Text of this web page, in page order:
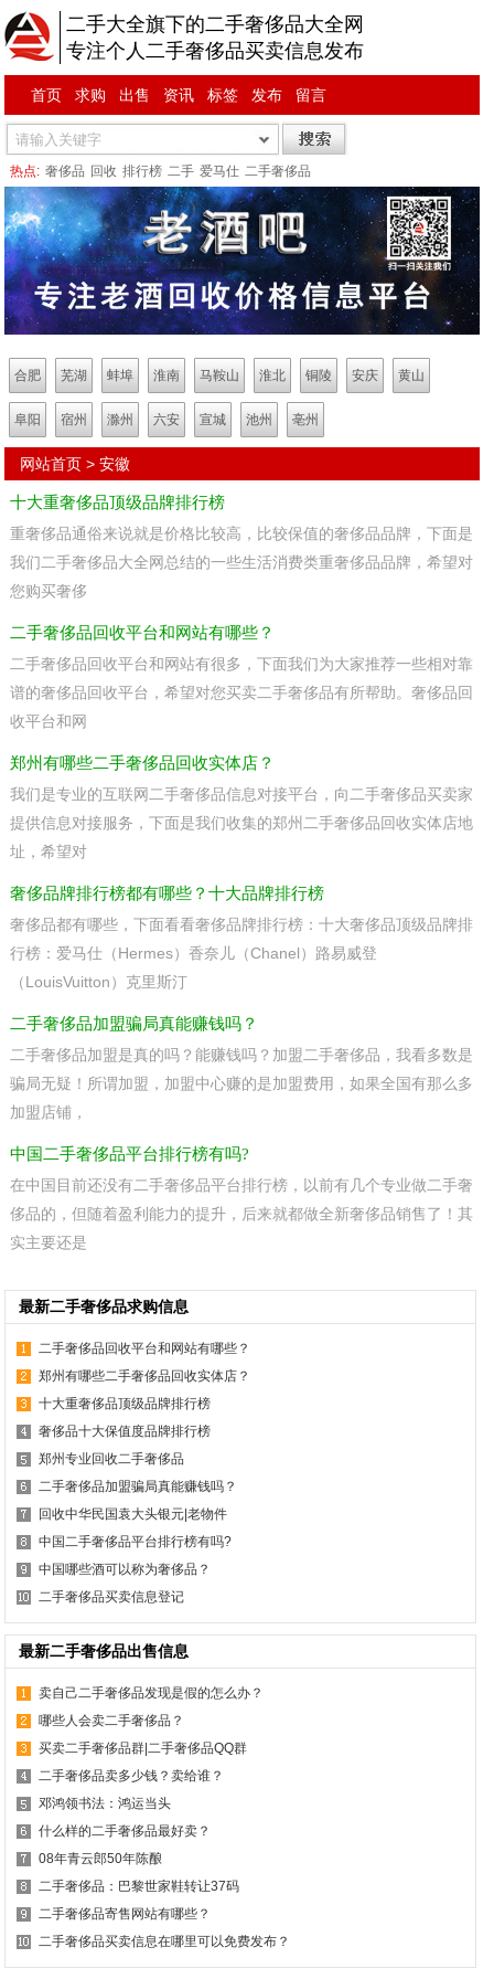
二手大全旗下的二手奢侈品大全网
专注个人二手奢侈品买卖信息发布
首页 求购 出售 资讯 标签 发布 留言
热点: 奢侈品 回收 排行榜 二手 爱马仕 二手奢侈品
合肥 芜湖 蚌埠 淮南 马鞍山 淮北 铜陵 安庆 黄山
阜阳 宿州 滁州 六安 宣城 池州 亳州
网站首页 >安徽
十大重奢侈品顶级品牌排行榜
重奢侈品通俗来说就是价格比较高，比较保值的奢侈品品牌，下面是
我们二手奢侈品大全网总结的一些生活消费类重奢侈品品牌，希望对
您购买奢侈
二手奢侈品回收平台和网站有哪些？
二手奢侈品回收平台和网站有很多，下面我们为大家推荐一些相对靠
谱的奢侈品回收平台，希望对您买卖二手奢侈品有所帮助。奢侈品回
收平台和网
郑州有哪些二手奢侈品回收实体店？
我们是专业的互联网二手奢侈品信息对接平台，向二手奢侈品买卖家
提供信息对接服务，下面是我们收集的郑州二手奢侈品回收实体店地
址，希望对
奢侈品牌排行榜都有哪些？十大品牌排行榜
奢侈品都有哪些，下面看看奢侈品牌排行榜：十大奢侈品顶级品牌排
行榜：爱马仕（Hermes）香奈儿（Chanel）路易威登
（LouisVuitton）克里斯汀
二手奢侈品加盟骗局真能赚钱吗？
二手奢侈品加盟是真的吗？能赚钱吗？加盟二手奢侈品，我看多数是
骗局无疑！所谓加盟，加盟中心赚的是加盟费用，如果全国有那么多
加盟店铺，
中国二手奢侈品平台排行榜有吗?
在中国目前还没有二手奢侈品平台排行榜，以前有几个专业做二手奢
侈品的，但随着盈利能力的提升，后来就都做全新奢侈品销售了！其
实主要还是
最新二手奢侈品求购信息
二手奢侈品回收平台和网站有哪些？
郑州有哪些二手奢侈品回收实体店？
十大重奢侈品顶级品牌排行榜
奢侈品十大保值度品牌排行榜
郑州专业回收二手奢侈品
二手奢侈品加盟骗局真能赚钱吗？
回收中华民国袁大头银元|老物件
中国二手奢侈品平台排行榜有吗?
中国哪些酒可以称为奢侈品？
二手奢侈品买卖信息登记
最新二手奢侈品出售信息
卖自己二手奢侈品发现是假的怎么办？
哪些人会卖二手奢侈品？
买卖二手奢侈品群|二手奢侈品QQ群
二手奢侈品卖多少钱？卖给谁？
邓鸿领书法：鸿运当头
什么样的二手奢侈品最好卖？
08年青云郎50年陈酿
二手奢侈品：巴黎世家鞋转让37码
二手奢侈品寄售网站有哪些？
二手奢侈品买卖信息在哪里可以免费发布？